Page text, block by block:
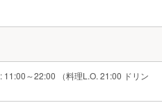
11:00～22:00 （料理L.O. 21:00 ドリン